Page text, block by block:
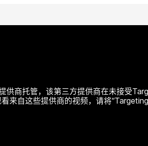
供商托管，该第三方提供商在未接受
来自这些提供商的视频，请将